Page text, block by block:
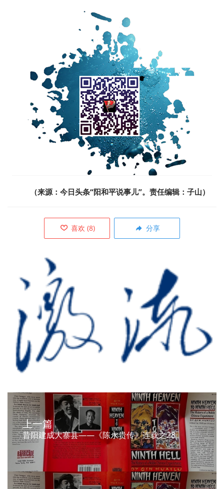
（来源： 今日头条“阳和平说事儿”。责任编辑：子山）
喜欢 (8) 分享
上一篇
昔阳建成大寨县——《陈永贵传》连载之28